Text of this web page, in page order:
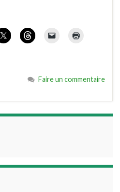
Faire un commentaire